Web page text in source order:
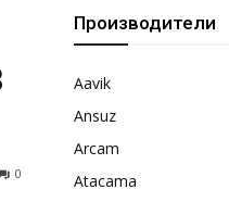
0
Производители
Aavik
Ansuz
Arcam
Atacama